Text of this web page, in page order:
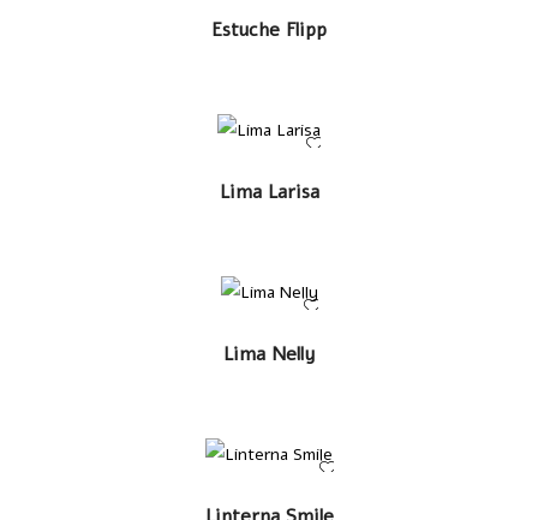
LEER MÁS
Estuche Flipp
LEER MÁS
Lima Larisa
LEER MÁS
Lima Nelly
LEER MÁS